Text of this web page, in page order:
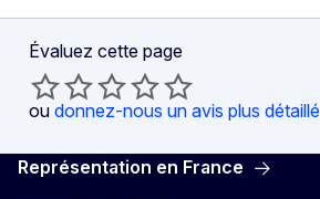
Évaluez cette page
ou donnez-nous un avis plus détaillé
Représentation en France